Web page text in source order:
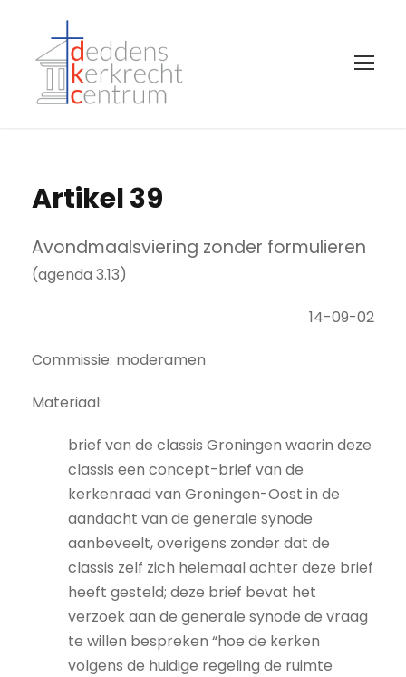
Artikel 39
Avondmaalsviering zonder formulieren
(agenda 3.13)
14-09-02
Commissie: moderamen
Materiaal:
brief van de classis Groningen waarin deze
classis een concept-brief van de
kerkenraad van Groningen-Oost in de
aandacht van de generale synode
aanbeveelt, overigens zonder dat de
classis zelf zich helemaal achter deze brief
heeft gesteld; deze brief bevat het
verzoek aan de generale synode de vraag
te willen bespreken “hoe de kerken
volgens de huidige regeling de ruimte